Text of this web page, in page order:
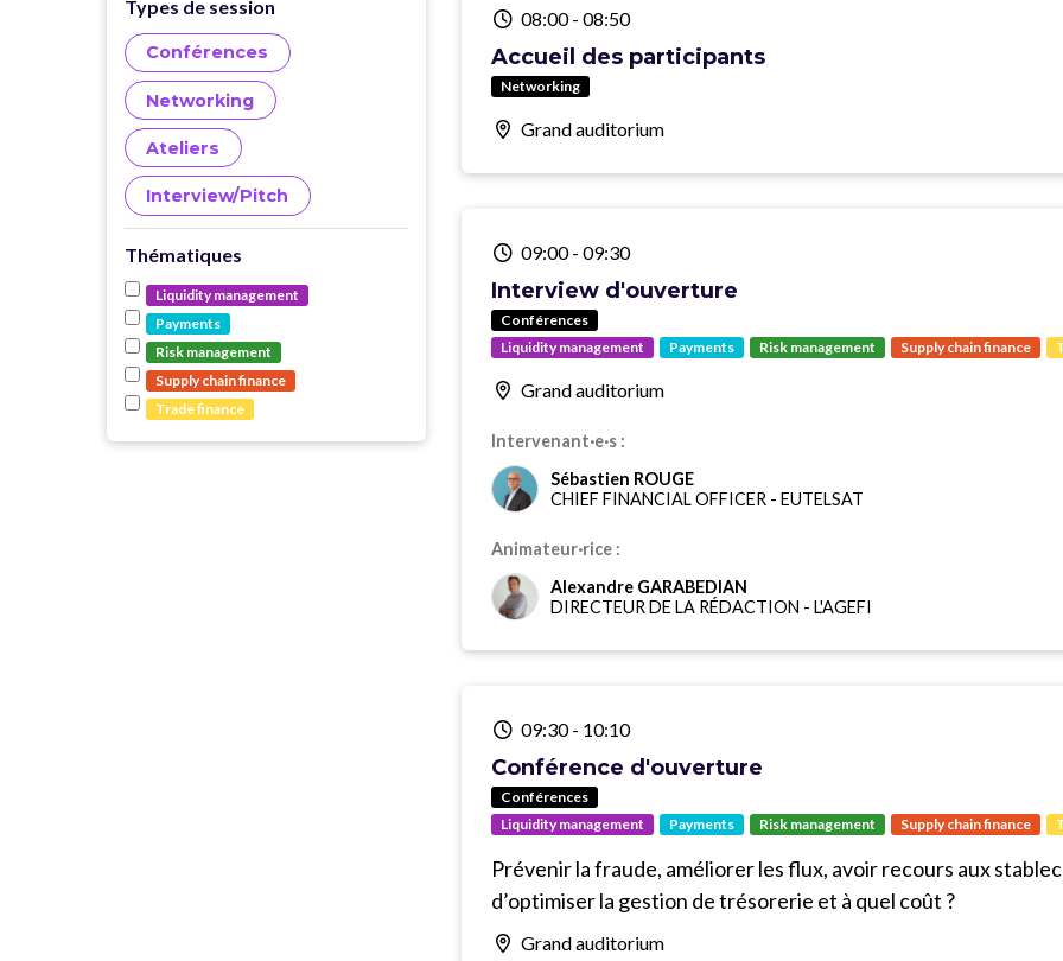
Types de session
Conférences
Networking
Ateliers
Interview/Pitch
Thématiques
Liquidity management
Payments
Risk management
Supply chain finance
Trade finance
08:00- 08:50
Accueil des participants
Networking
Grand auditorium
09:00- 09:30
Interview d'ouverture
Conférences
Liquidity management
Payments Risk management Supply chain finance
Grand auditorium
Intervenant·e·s :
Sébastien ROUGE
CHIEF FINANCIAL OFFICER- EUTELSAT
Animateur·rice :
Alexandre GARABEDIAN
DIRECTEUR DE LA RÉDACTION - L'AGEFI
09:30- 10:10
Conférence d'ouverture
Conférences
Liquidity management
Payments Risk management Supply chain finance
Prévenir la fraude, améliorer les flux, avoir recours aux
d’optimiser la gestion de trésorerie et à quel coût ?
Grand auditorium